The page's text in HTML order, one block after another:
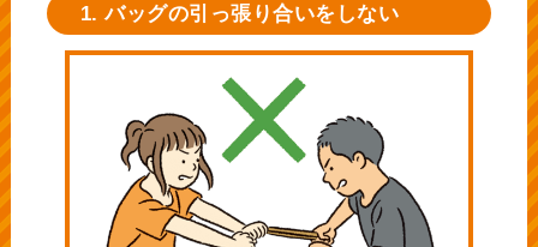
1. バッグの引っ張り合いをしない